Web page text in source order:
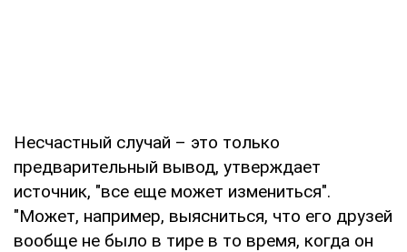
Несчастный случай – это только
предварительный вывод, утверждает
источник, "все еще может измениться".
"Может, например, выясниться, что его друзей
вообще не было в тире в то время, когда он